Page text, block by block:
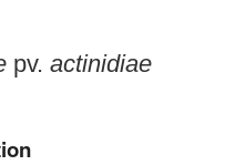
pv. actinidiae